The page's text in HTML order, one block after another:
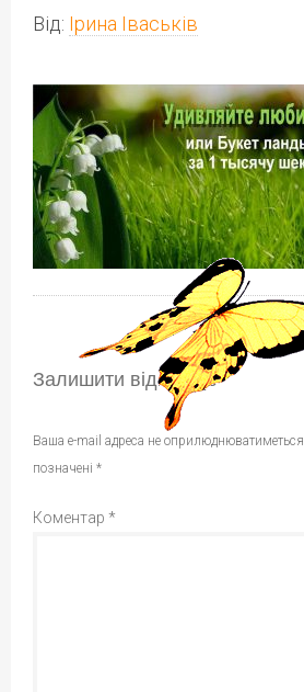
Від: Ірина Іваськів
Залишити відповідь
Ваша e-mail адреса не оприлюднюватиметься.
позначені *
Коментар *